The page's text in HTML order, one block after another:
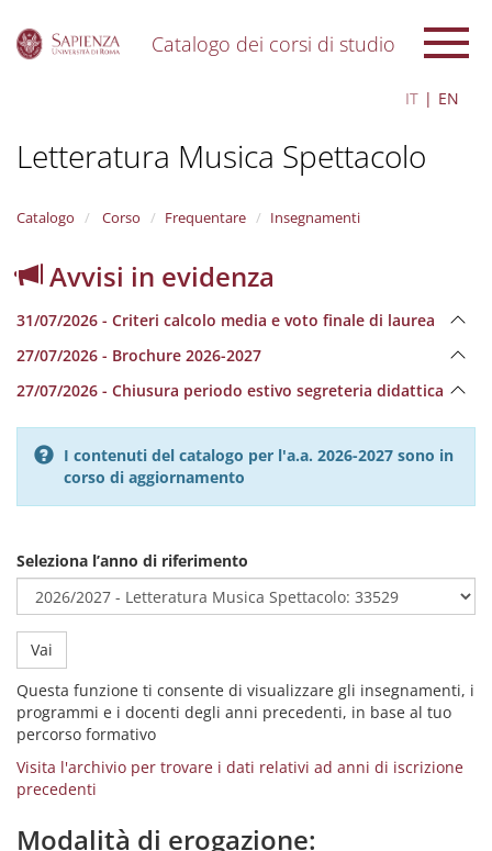
Catalogo dei corsi di studio
IT EN
Letteratura Musica Spettacolo
Catalogo Corso Frequentare Insegnamenti
Avvisi in evidenza
31/07/2026 - Criteri calcolo media e voto finale di laurea
27/07/2026 - Brochure 2026-2027
27/07/2026 - Chiusura periodo estivo segreteria didattica
I contenuti del catalogo per l'a.a. 2026-2027 sono in
corso di aggiornamento
Seleziona l’anno di riferimento
Vai
Questa funzione ti consente di visualizzare gli insegnamenti, i
programmi e i docenti degli anni precedenti, in base al tuo
percorso formativo
Visita l'archivio per trovare i dati relativi ad anni di iscrizione
precedenti
Modalità di erogazione: